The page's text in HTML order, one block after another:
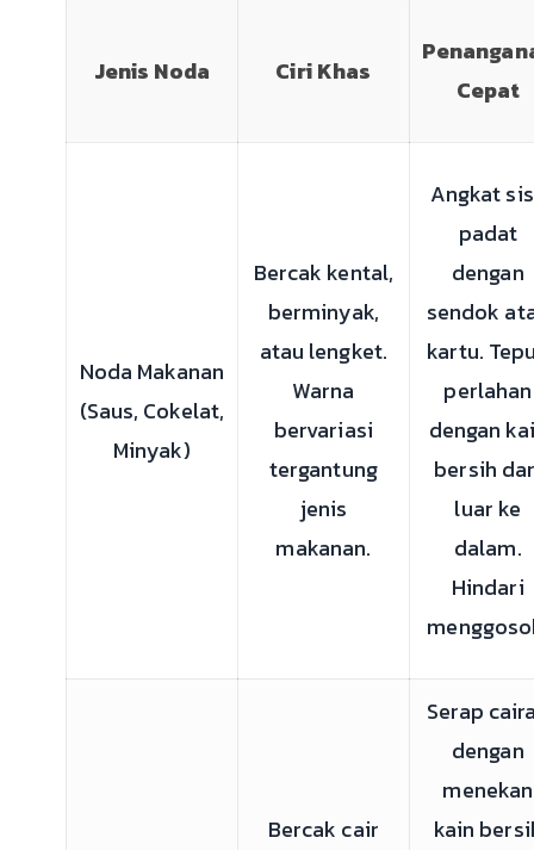
Jenis Noda Ciri Khas
Cepat
Noda Makanan
(Saus, Cokelat,
Minyak)
Bercak kental,
berminyak,
atau lengket.
Warna
bervariasi
tergantung
jenis
makanan.
Angkat
padat
dengan
sendok
kartu.
perlahan
dengan
bersih
luar ke
dalam.
Hindari
Bercak cair
Serap
dengan
menekan
kain